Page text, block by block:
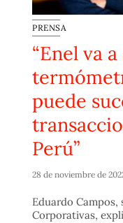
PRENSA
“Enel va
puede
Perú”
28 de noviembre de
Eduardo Campos,
Corporativas,